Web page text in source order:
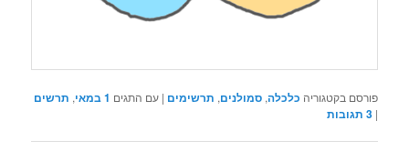
פורסם בקטגוריה כלכלה,סמולנים, תרשימים |עם התגים 1 במאי , תרשים
|
3 תגובות